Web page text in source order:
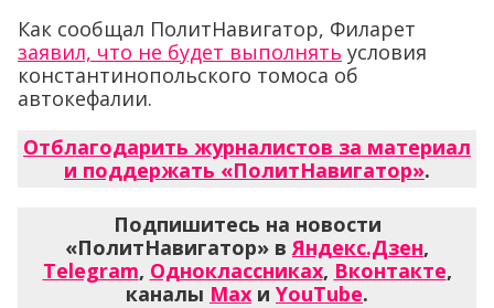
Как сообщал ПолитНавигатор, Филарет
заявил, что не будет выполнять условия
константинопольского томоса об
автокефалии.
Отблагодарить журналистов за материал
и поддержать «ПолитНавигатор».
Подпишитесь на новости
«ПолитНавигатор» вЯндекс.Дзен,
Telegram, Одноклассниках, Вконтакте,
каналы Max и YouTube.